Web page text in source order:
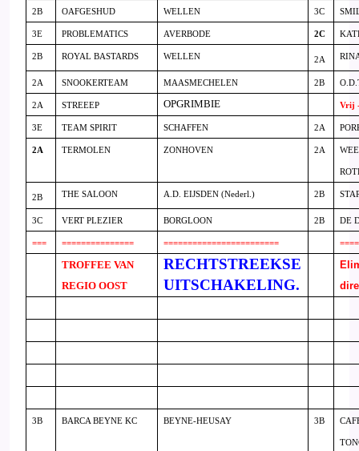
2B OAFGESHUD WELLEN 3C
3E PROBLEMATICS AVERBODE 2C
2B ROYAL BASTARDS WELLEN 2A
2A SNOOKERTEAM MAASMECHELEN 2B
2A STREEEP OPGRIMBIE Vrij
3E TEAM SPIRIT SCHAFFEN 2A
2A TERMOLEN ZONHOVEN 2A
2B THE SALOON A.D. EIJSDEN (Nederl.) 2B
3C VERT PLEZIER BORGLOON 2B DE
=== =============== ========================
TROFFEE VAN
REGIO OOST
RECHTSTREEKSE
UITSCHAKELING.
3B BARCA BEYNE KC BEYNE-HEUSAY 3B